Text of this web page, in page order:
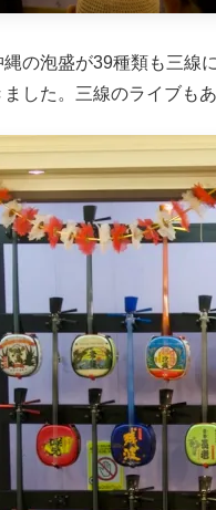
縄の泡盛が39種類も三線
ました。三線のライブも